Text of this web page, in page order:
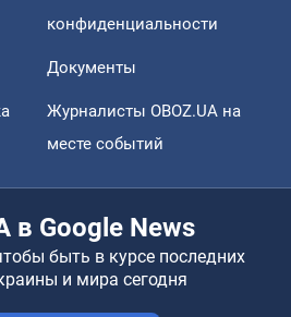
конфиденциальности
Документы
Журналисты OBOZ.UA на
месте событий
в Google News
быть в курсе последних
и мира сегодня